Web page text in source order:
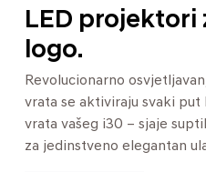
LED projektori
logo.
Revolucionarno
vrata se aktiviraju svaki put
vrata vašeg i30 – sjaje
za jedinstveno elegantan